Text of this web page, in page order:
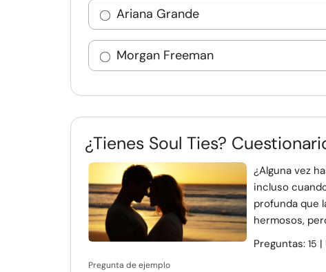
Ariana Grande
Morgan Freeman
¿Tienes Soul Ties?
¿Alguna vez
incluso
profunda que
hermosos,
Preguntas: 15 |
Pregunta de ejemplo